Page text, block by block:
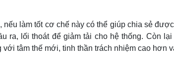
nếu làm tốt cơ chế này có thể giúp chia sẻ
ra, lối thoát để giảm tải cho hệ thống. Còn
tâm thế mới, tinh thần trách nhiệm cao hơn